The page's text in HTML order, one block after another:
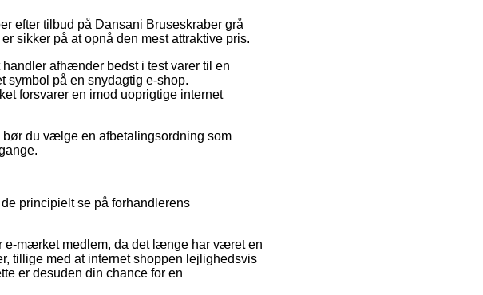
efter tilbud på Dansani Bruseskraber grå
sikker på at opnå den mest attraktive pris.
afhænder bedst i test varer til en
symbol på en snydagtig e-shop.
forsvarer en imod uoprigtige internet
du vælge en afbetalingsordning som
principielt se på forhandlerens
e-mærket medlem, da det længe har været en
tillige med at internet shoppen lejlighedsvis
er desuden din chance for en